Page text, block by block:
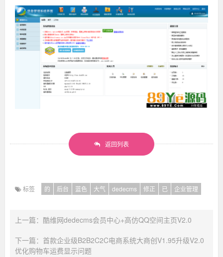
返回列表
标签 的 后台 蓝色 大气 dedecms 修正 已 企业管理
上一篇：酷维网dedecms会员中心+高仿QQ空间主页V2.0
下一篇：首款企业级B2B2C2C电商系统大商创V1.95升级V2.0
优化购物车运费显示问题